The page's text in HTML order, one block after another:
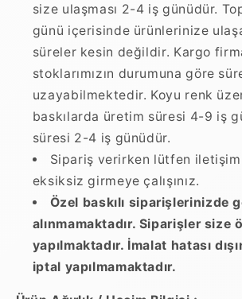
size ulaşması 2-4 iş günüdür.
günü içerisinde ürünlerinize
süreler kesin değildir. Kargo
stoklarımızın durumuna göre
uzayabilmektedir. Koyu renk
baskılarda üretim süresi 4-9 iş
süresi 2-4 iş günüdür.
Sipariş verirken lütfen
eksiksiz girmeye çalışınız.
Özel baskılı siparişlerinizde
alınmamaktadır. Siparişler size
yapılmaktadır. İmalat hatası
iptal yapılmamaktadır.